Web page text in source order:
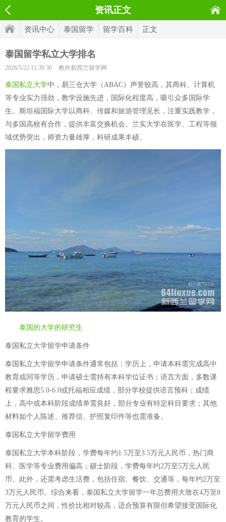
资讯正文
资讯中心 泰国留学 留学百科 正文
泰国留学私立大学排名
2026/5/22 11:39:30 教外新西兰留学网
泰国私立大学中，易三仓大学（ABAC）声誉较高，其商科、计算机
等专业实力强劲，教学设施先进，国际化程度高，吸引众多国际学
生。斯坦福国际大学以商科、传媒和旅游管理见长，注重实践教学，
与多国高校有合作，提供丰富交换机会。兰实大学在医学、工程等领
域优势突出，师资力量雄厚，科研成果丰硕。
泰国的大学的研究生
泰国私立大学留学申请条件
泰国私立大学留学申请条件通常包括：学历上，申请本科需完成高中
教育或同等学历，申请硕士需持有本科学位证书；语言方面，多数课
程要求雅思5.0-6.0或托福相应成绩，部分学校提供语言预科；成绩
上，高中或本科阶段成绩单需良好，部分专业有特定科目要求；其他
材料如个人陈述、推荐信、护照复印件等也需准备。
泰国私立大学留学费用
泰国私立大学本科阶段，学费每年约1.5万至3.5万元人民币，热门商
科、医学等专业费用偏高；硕士阶段，学费每年约2万至5万元人民
币。此外，还需考虑生活费，包括住宿、餐饮、交通等，每年约2万至
3万元人民币。综合来看，泰国私立大学留学一年总费用大致在4万至8
万元人民币之间，性价比相对较高，适合预算有限但希望接受国际化
教育的学生。